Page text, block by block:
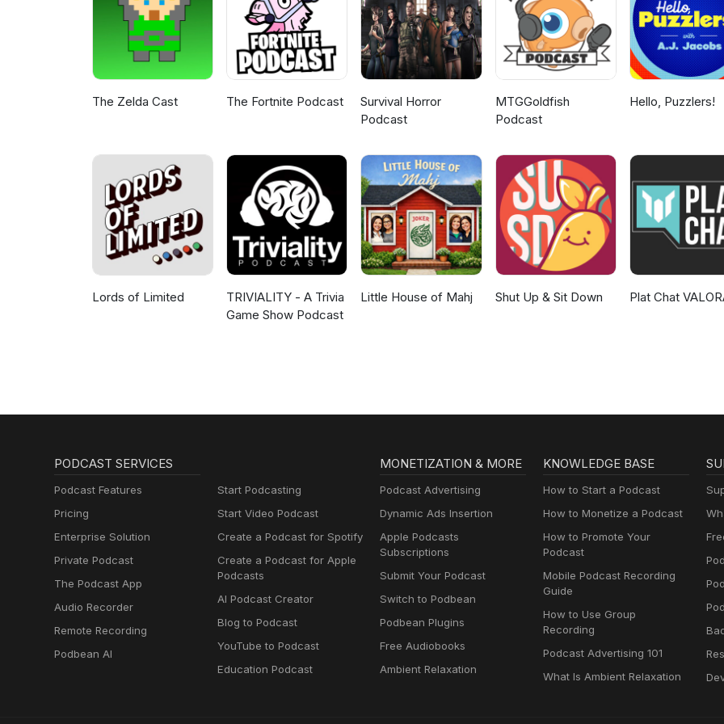
The Zelda Cast The Fortnite Podcast
Survival Horror
Podcast
MTGGoldfish
Podcast
Hello, Puzzlers!
Lords of Limited
TRIVIALITY - A Trivia
Game Show Podcast
Little House of Mahj Shut Up & Sit Down Plat Chat
PODCAST SERVICES
Podcast Features
Pricing
Enterprise Solution
Private Podcast
The Podcast App
Audio Recorder
Remote Recording
Podbean AI
Start Podcasting
Start Video Podcast
Create a Podcast for Spotify
Create a Podcast for Apple
Podcasts
AI Podcast Creator
Blog to Podcast
YouTube to Podcast
Education Podcast
MONETIZATION & MORE
Podcast Advertising
Dynamic Ads Insertion
Apple Podcasts
Subscriptions
Submit Your Podcast
Switch to Podbean
Podbean Plugins
Free Audiobooks
Ambient Relaxation
KNOWLEDGE BASE
How to Start a Podcast
How to Monetize a Podcast
How to Promote Your
Podcast
Mobile Podcast Recording
Guide
How to Use Group
Recording
Podcast Advertising 101
What Is Ambient Relaxation